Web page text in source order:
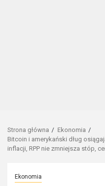
Strona główna
Ekonomia
Bitcoin i amerykański dług
inflacji, RPP nie zmniejsza stóp,
Ekonomia